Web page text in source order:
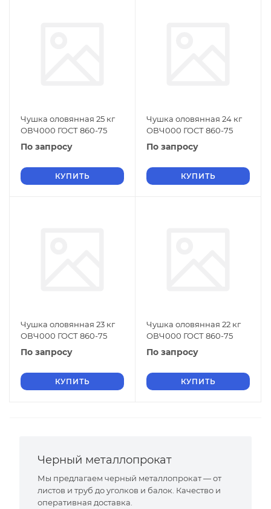
Чушка оловянная 25 кг
ОВЧ000 ГОСТ 860-75
По запросу
КУПИТЬ
Чушка оловянная 24 кг
ОВЧ000 ГОСТ 860-75
По запросу
КУПИТЬ
Чушка оловянная 23 кг
ОВЧ000 ГОСТ 860-75
По запросу
КУПИТЬ
Чушка оловянная 22 кг
ОВЧ000 ГОСТ 860-75
По запросу
КУПИТЬ
Черный металлопрокат
Мы предлагаем черный металлопрокат — от
листов и труб до уголков и балок. Качество и
оперативная доставка.